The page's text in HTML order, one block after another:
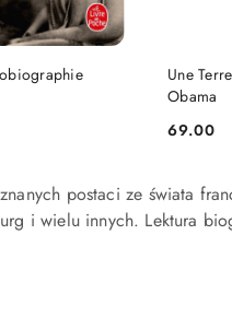
DO KOSZYKA
Une
Obama
Cena:
69.00
postaci ze świata
i wielu innych. Lektura